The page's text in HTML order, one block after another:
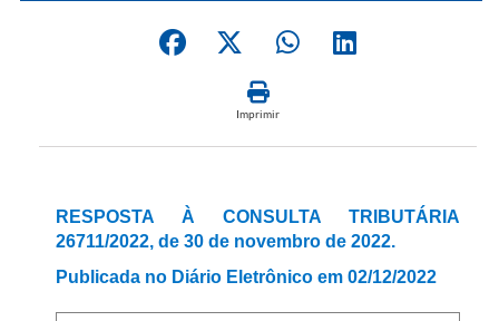
Imprimir
RESPOSTA À CONSULTA TRIBUTÁRIA
26711/2022, de 30 de novembro de 2022.
Publicada no Diário Eletrônico em 02/12/2022